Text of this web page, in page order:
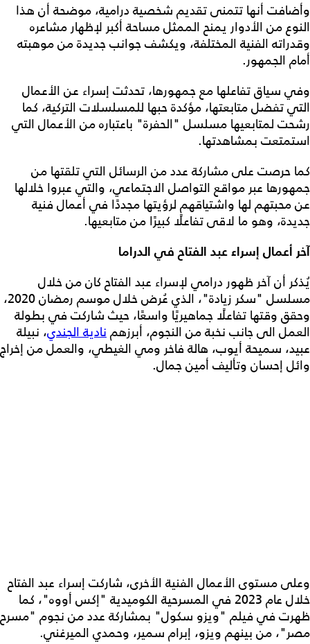
وأضافت أنها تتمنى تقديم شخصية درامية، موضحة أن هذا
النوع من الأدوار يمنح الممثل مساحة أكبر لإظهار مشاعره
وقدراته الفنية المختلفة، ويكشف جوانب جديدة من موهبته
أمام الجمهور.
وفي سياق تفاعلها مع جمهورها، تحدثت إسراء عن الأعمال
التي تفضل متابعتها، مؤكدة حبها للمسلسلات التركية، كما
رشحت لمتابعيها مسلسل "الحفرة" باعتباره من الأعمال التي
استمتعت بمشاهدتها.
كما حرصت على مشاركة عدد من الرسائل التي تلقتها من
جمهورها عبر مواقع التواصل الاجتماعي، والتي عبروا خلالها
عن محبتهم لها واشتياقهم لرؤيتها مجددًا في أعمال فنية
جديدة، وهو ما لاقى تفاعلًا كبيرًا من متابعيها.
آخر أعمال إسراء عبد الفتاح في الدراما
يُذكر أن آخر ظهور درامي لإسراء عبد الفتاح كان من خلال
مسلسل "سكر زيادة"، الذي عُرض خلال موسم رمضان 2020،
وحقق وقتها تفاعلًا جماهيريًا واسعًا، حيث شاركت في بطولة
العمل الى جانب نخبة من النجوم، أبرزهمنادية الجندي، نبيلة
عبيد، سميحة أيوب، هالة فاخر ومي الغيطي، والعمل من إخراج
وائل إحسان وتأليف أمين جمال.
وعلى مستوى الأعمال الفنية الأخرى، شاركت إسراء عبد الفتاح
خلال عام 2023 في المسرحية الكوميدية "إكس أووه"، كما
ظهرت في فيلم "ويزو سكول" بمشاركة عدد من نجوم "مسرح
مصر"، من بينهم ويزو، إبرام سمير، وحمدي الميرغني.